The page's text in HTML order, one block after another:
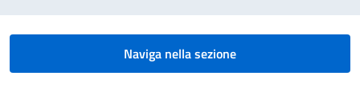
Naviga nella sezione